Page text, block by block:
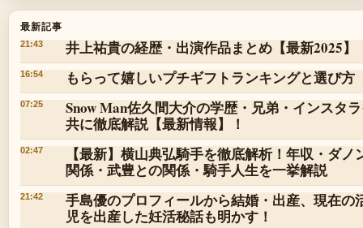
最新記事
21:43 井上祐貴の経歴・出演作品まとめ【最新2025】
16:54 もらって嬉しいプチギフトランキングと選び方
07:25
Snow Man佐久間大介の学歴・兄弟・インスタ
共に徹底解説【最新情報】！
02:47
【最新】横山典弘騎手を徹底解析！年収・ダ
関係・武豊との関係・騎手人生を一挙解説
21:42
手島優のプロフィールから結婚・出産、現在の
児を出産した妊活秘話も明かす！